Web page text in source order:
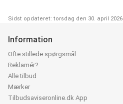
Sidst opdateret: torsdag den 30. april 2026
Information
Ofte stillede spørgsmål
Reklamér?
Alle tilbud
Mærker
Tilbudsaviseronline.dk App